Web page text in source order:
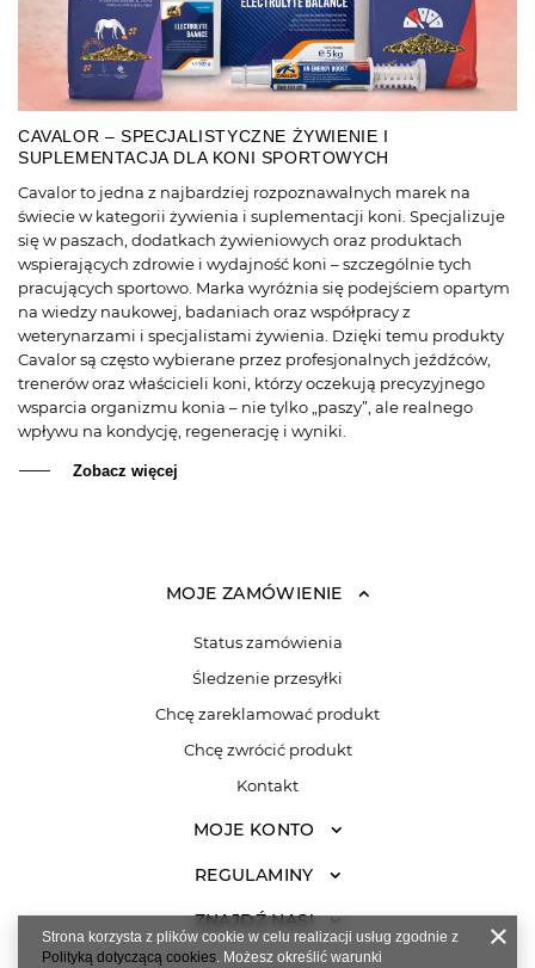
CAVALOR – SPECJALISTYCZNE ŻYWIENIE I
SUPLEMENTACJA DLA KONI SPORTOWYCH
Cavalor to jedna z najbardziej rozpoznawalnych marek na
świecie w kategorii żywienia i suplementacji koni. Specjalizuje
się w paszach, dodatkach żywieniowych oraz produktach
wspierających zdrowie i wydajność koni – szczególnie tych
pracujących sportowo. Marka wyróżnia się podejściem opartym
na wiedzy naukowej, badaniach oraz współpracy z
weterynarzami i specjalistami żywienia. Dzięki temu produkty
Cavalor są często wybierane przez profesjonalnych jeźdźców,
trenerów oraz właścicieli koni, którzy oczekują precyzyjnego
wsparcia organizmu konia – nie tylko „paszy”, ale realnego
wpływu na kondycję, regenerację i wyniki.
Zobacz więcej
MOJE ZAMÓWIENIE
Status zamówienia
Śledzenie przesyłki
Chcę zareklamować produkt
Chcę zwrócić produkt
Kontakt
MOJE KONTO
REGULAMINY
ZNAJDŹ NAS!
Strona korzysta z plików cookie w celu realizacji usług zgodnie z
Polityką dotyczącą cookies. Możesz określić warunki